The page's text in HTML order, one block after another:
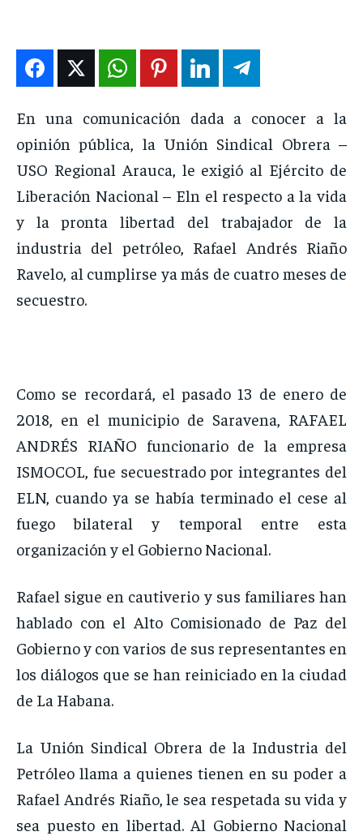
EN VIVO
NOSOTROS
INSTITUCIONAL
PUATE CON NOSOTROS
EN VIVO
NOSOTROS
INSTITUCIONAL
PUATE CON NOSOTROS
EN VIVO
INSTITUCIONAL
PUATE CON NOSOTROS
EN VIVO
INSTITUCIONAL
PUATE CON NOSOTROS
En una comunicación dada a conocer a la
opinión pública, la Unión Sindical Obrera –
USO Regional Arauca, le exigió al Ejército de
Liberación Nacional – Eln el respecto a la vida
y la pronta libertad del trabajador de la
industria del petróleo, Rafael Andrés Riaño
Ravelo, al cumplirse ya más de cuatro meses de
secuestro.
Como se recordará, el pasado 13 de enero de
2018, en el municipio de Saravena, RAFAEL
ANDRÉS RIAÑO funcionario de la empresa
ISMOCOL, fue secuestrado por integrantes del
ELN, cuando ya se había terminado el cese al
fuego bilateral y temporal entre esta
organización y el Gobierno Nacional.
Rafael sigue en cautiverio y sus familiares han
hablado con el Alto Comisionado de Paz del
Gobierno y con varios de sus representantes en
los diálogos que se han reiniciado en la ciudad
de La Habana.
La Unión Sindical Obrera de la Industria del
Petróleo llama a quienes tienen en su poder a
Rafael Andrés Riaño, le sea respetada su vida y
sea puesto en libertad. Al Gobierno Nacional